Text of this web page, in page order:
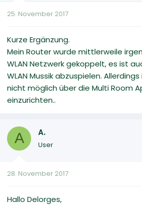
25. November 2017
Kurze Ergänzung.
Mein Router wurde mittlerweile
WLAN Netzwerk gekoppelt, es ist
WLAN Mussik abzuspielen.
nicht möglich über die Multi Room
einzurichten..
A A.
User
28. November 2017
Hallo Delorges,